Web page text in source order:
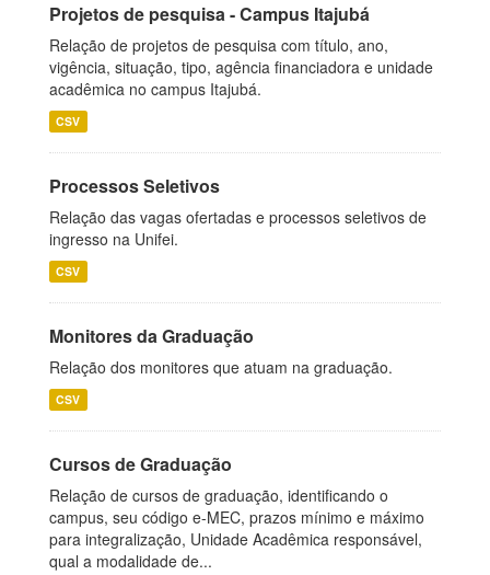
Projetos de pesquisa - Campus Itajubá
Relação de projetos de pesquisa com título, ano,
vigência, situação, tipo, agência financiadora e unidade
acadêmica no campus Itajubá.
CSV
Processos Seletivos
Relação das vagas ofertadas e processos seletivos de
ingresso na Unifei.
CSV
Monitores da Graduação
Relação dos monitores que atuam na graduação.
CSV
Cursos de Graduação
Relação de cursos de graduação, identificando o
campus, seu código e-MEC, prazos mínimo e máximo
para integralização, Unidade Acadêmica responsável,
qual a modalidade de...